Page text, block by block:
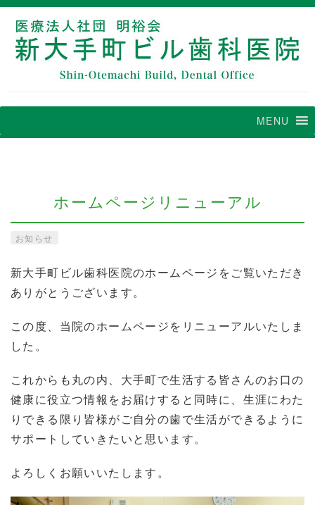
MENU
ホームページリニューアル
お知らせ
新大手町ビル歯科医院のホームページをご覧いただき
ありがとうございます。
この度、当院のホームページをリニューアルいたしま
した。
これからも丸の内、大手町で生活する皆さんのお口の
健康に役立つ情報をお届けすると同時に、生涯にわた
りできる限り皆様がご自分の歯で生活ができるように
サポートしていきたいと思います。
よろしくお願いいたします。